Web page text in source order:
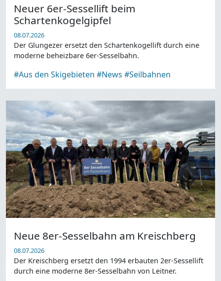
Neuer 6er-Sessellift beim
Schartenkogelgipfel
08.07.2026
Der Glungezer ersetzt den Schartenkogellift durch eine
moderne beheizbare 6er-Sesselbahn.
#Aus den Skigebieten #News #Seilbahnen
Neue 8er-Sesselbahn am Kreischberg
08.07.2026
Der Kreischberg ersetzt den 1994 erbauten 2er-Sessellift
durch eine moderne 8er-Sesselbahn von Leitner.